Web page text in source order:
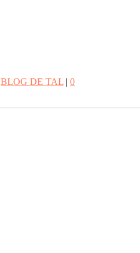
BLOG DE TAL | 0